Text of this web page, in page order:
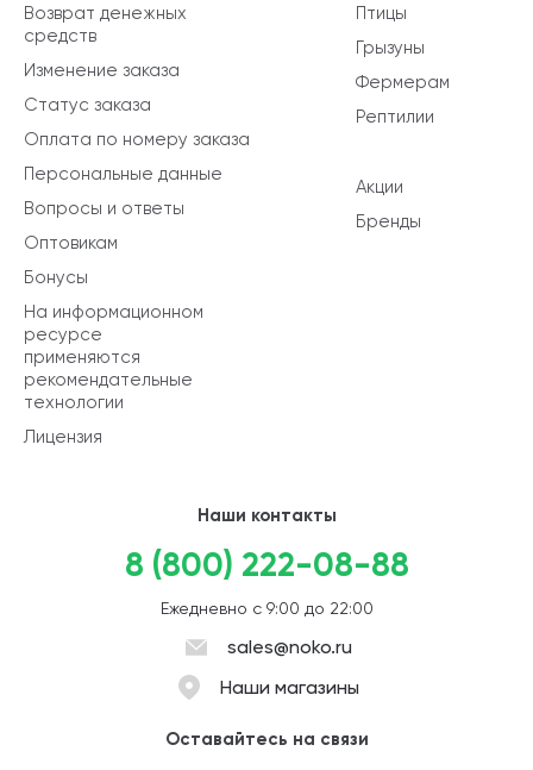
Птицы
Грызуны
Фермерам
Рептилии
Акции
Бренды
Возврат денежных
средств
Изменение заказа
Статус заказа
Оплата по номеру заказа
Персональные данные
Вопросы и ответы
Оптовикам
Бонусы
На информационном
ресурсе
применяются
рекомендательные
технологии
Лицензия
Наши контакты
8 (800) 222-08-88
Ежедневно с 9:00 до 22:00
sales@noko.ru
Наши магазины
Оставайтесь на связи